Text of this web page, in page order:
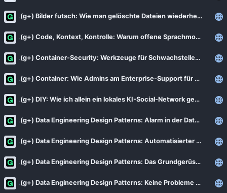
(g+) Bilder futsch: Wie man gelöschte Dateien wiederherstellt - auch auf Linux
(g+) Code, Kontext, Kontrolle: Warum offene Sprachmodelle mehr sind als GPT-Klone
(g+) Container-Security: Werkzeuge für Schwachstellentests mit Containern
(g+) Container: Wie Admins am Enterprise-Support für Linux verzweifeln
(g+) DIY: Wie ich allein ein lokales KI-Social-Network gebaut habe
(g+) Data Engineering Design Patterns: Alarm in der Datenpipeline - was tun?
(g+) Data Engineering Design Patterns: Automatisierter Qualitätscheck für Daten
(g+) Data Engineering Design Patterns: Das Grundgerüst für stabile Datenpipelines
(g+) Data Engineering Design Patterns: Keine Probleme mehr in der Datenpipeline